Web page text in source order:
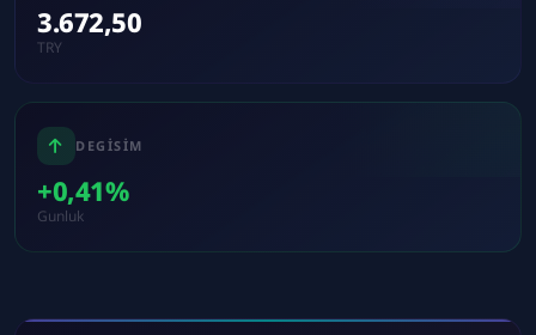
3.672,50
TRY
DEGISIM
+0,41%
Gunluk